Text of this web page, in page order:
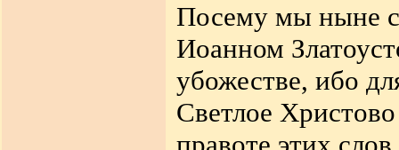
Посему мы ныне
Иоанном
убожестве, ибо
Светлое